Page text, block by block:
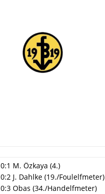
0:1 M. Özkaya (4.)
0:2 J. Dahlke (19./Foulelfmeter)
0:3 Obas (34./Handelfmeter)